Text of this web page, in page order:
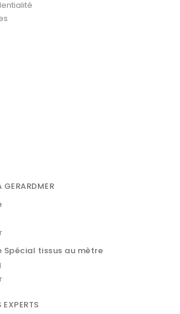
Spécial tissus au mètre